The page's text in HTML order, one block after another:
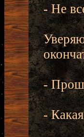
- Не
-
-